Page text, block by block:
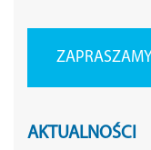
AKTUALNOŚCI